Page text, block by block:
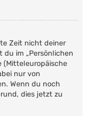
Zeit nicht deiner
du im „Persönlichen
(Mitteleuropäische
nur von
Wenn du noch
dies jetzt zu